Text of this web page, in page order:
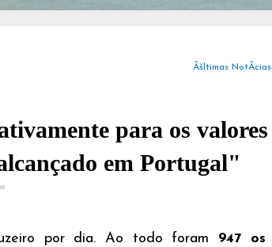
Ãšltimas NotÃ­cias
para os valores
em Portugal"
por dia. Ao todo foram 947 os